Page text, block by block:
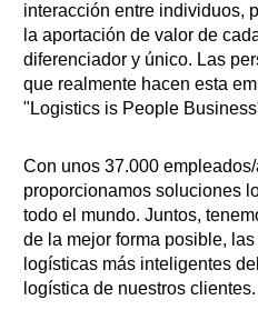
interacción entre individuos,
la aportación de valor de
diferenciador y único. Las
que realmente hacen esta
"Logistics is People
Con unos 37.000
proporcionamos soluciones
todo el mundo. Juntos,
de la mejor forma posible,
logísticas más inteligentes
logística de nuestros clientes.